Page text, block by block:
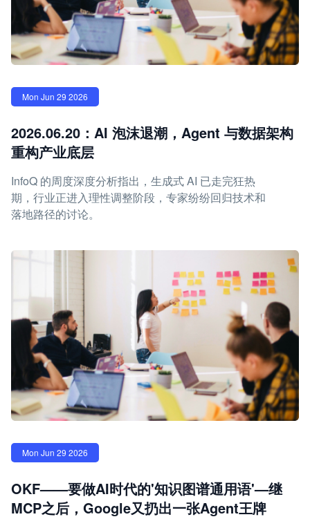
Mon Jun 29 2026
2026.06.20：AI 泡沫退潮，Agent 与数据架构
重构产业底层
InfoQ 的周度深度分析指出，生成式 AI 已走完狂热
期，行业正进入理性调整阶段，专家纷纷回归技术和
落地路径的讨论。
Mon Jun 29 2026
OKF——要做AI时代的'知识图谱通用语'—继
MCP之后，Google又扔出一张Agent王牌